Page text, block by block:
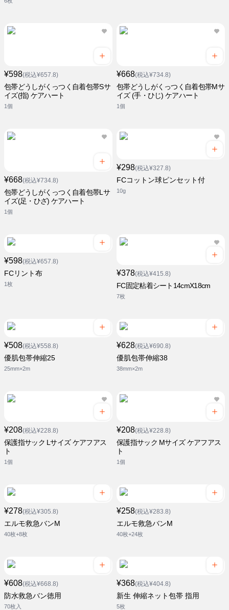
¥598(税込¥657.8)
包帯どうしがくっつく自着包帯Sサ
イズ(指) ケアハート
1個
¥668(税込¥734.8)
包帯どうしがくっつく自着包帯Mサ
イズ (手・ひじ) ケアハート
1個
¥668(税込¥734.8)
包帯どうしがくっつく自着包帯Lサ
イズ(足・ひざ) ケアハート
1個
¥298(税込¥327.8)
FCコットン球ピンセット付
10g
¥598(税込¥657.8)
FCリント布
1枚
¥378(税込¥415.8)
FC固定粘着シート14cmX18cm
7枚
¥508(税込¥558.8)
優肌包帯伸縮25
25mm×2m
¥628(税込¥690.8)
優肌包帯伸縮38
38mm×2m
¥208(税込¥228.8)
保護指サック Lサイズ ケアフアス
ト
1個
¥208(税込¥228.8)
保護指サック Mサイズ ケアフアス
ト
1個
¥278(税込¥305.8)
エルモ救急バンM
40枚+8枚
¥258(税込¥283.8)
エルモ救急バンM
40枚+24枚
¥608(税込¥668.8)
防水救急バン徳用
70枚入
¥368(税込¥404.8)
新生 伸縮ネット包帯 指用
5枚